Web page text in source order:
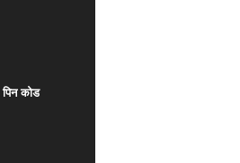
पिन कोड